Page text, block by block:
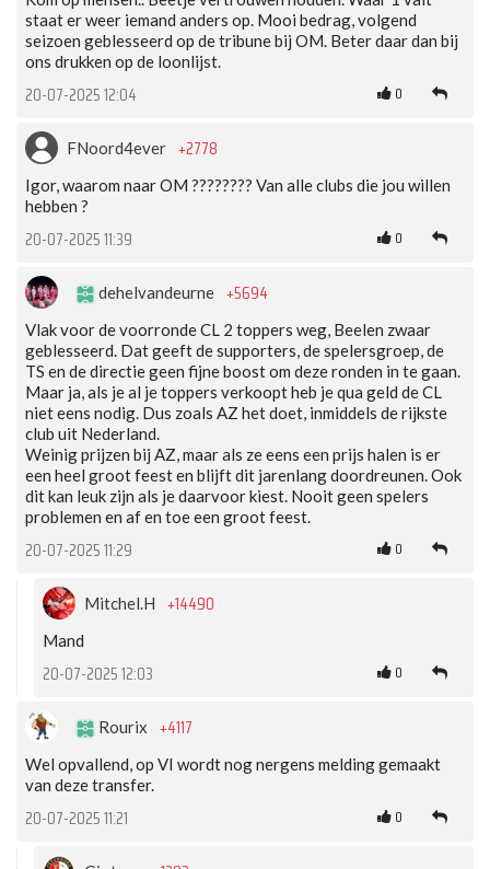
staat er weer iemand anders op. Mooi bedrag, volgend
seizoen geblesseerd op de tribune bij OM. Beter daar dan bij
ons drukken op de loonlijst.
20-07-2025 12:04 0
FNoord4ever +2778
Igor, waarom naar OM ???????? Van alle clubs die jou willen
hebben ?
20-07-2025 11:39 0
dehelvandeurne +5694
Vlak voor de voorronde CL 2 toppers weg, Beelen zwaar
geblesseerd. Dat geeft de supporters, de spelersgroep, de
TS en de directie geen fijne boost om deze ronden in te gaan.
Maar ja, als je al je toppers verkoopt heb je qua geld de CL
niet eens nodig. Dus zoals AZ het doet, inmiddels de rijkste
club uit Nederland.
Weinig prijzen bij AZ, maar als ze eens een prijs halen is er
een heel groot feest en blijft dit jarenlang doordreunen. Ook
dit kan leuk zijn als je daarvoor kiest. Nooit geen spelers
problemen en af en toe een groot feest.
20-07-2025 11:29 0
Mitchel.H +14490
Mand
20-07-2025 12:03 0
Rourix +4117
Wel opvallend, op VI wordt nog nergens melding gemaakt
van deze transfer.
20-07-2025 11:21 0